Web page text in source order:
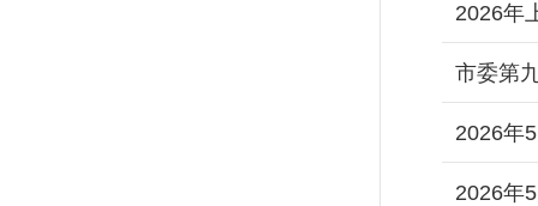
2026年
市委第
2026年
2026年